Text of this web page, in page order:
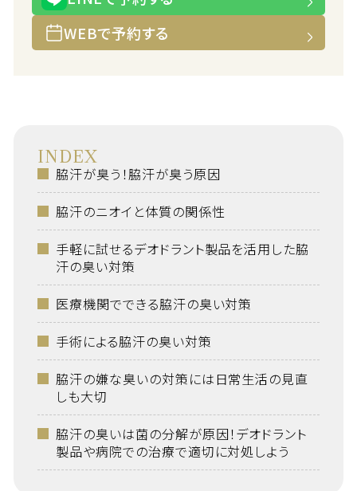
WEBで予約する
INDEX
脇汗が臭う！脇汗が臭う原因
脇汗のニオイと体質の関係性
手軽に試せるデオドラント製品を活用した脇
汗の臭い対策
医療機関でできる脇汗の臭い対策
手術による脇汗の臭い対策
脇汗の嫌な臭いの対策には日常生活の見直
しも大切
脇汗の臭いは菌の分解が原因！デオドラント
製品や病院での治療で適切に対処しよう